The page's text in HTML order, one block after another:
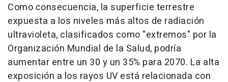
Como consecuencia, la superficie terrestre
expuesta a los niveles más altos de radiación
ultravioleta, clasificados como "extremos" por la
Organización Mundial de la Salud, podría
aumentar entre un 30 y un 35% para 2070. La alta
exposición a los rayos UV está relacionada con